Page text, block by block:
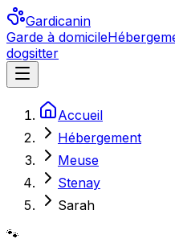
Gardicanin
Garde à domicile
dogsitter
Accueil
Hébergement
Meuse
Stenay
Sarah
🐾